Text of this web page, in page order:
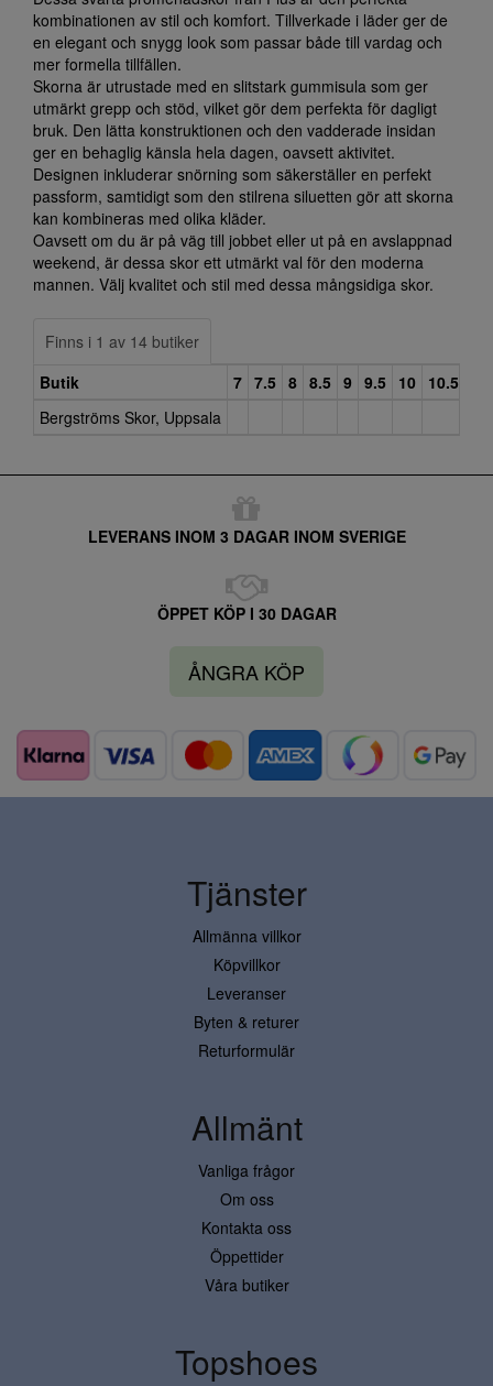
kombinationen av stil och komfort. Tillverkade i läder ger de
en elegant och snygg look som passar både till vardag och
mer formella tillfällen.
Skorna är utrustade med en slitstark gummisula som ger
utmärkt grepp och stöd, vilket gör dem perfekta för dagligt
bruk. Den lätta konstruktionen och den vadderade insidan
ger en behaglig känsla hela dagen, oavsett aktivitet.
Designen inkluderar snörning som säkerställer en perfekt
passform, samtidigt som den stilrena siluetten gör att skorna
kan kombineras med olika kläder.
Oavsett om du är på väg till jobbet eller ut på en avslappnad
weekend, är dessa skor ett utmärkt val för den moderna
mannen. Välj kvalitet och stil med dessa mångsidiga skor.
Finns i 1 av 14 butiker
Butik
7 7.5 8 8.5 9 9.5 10 10.5
Bergströms Skor, Uppsala
LEVERANS INOM 3 DAGAR INOM SVERIGE
ÖPPET KÖP I 30 DAGAR
ÅNGRA KÖP
Tjänster
Allmänna villkor
Köpvillkor
Leveranser
Byten & returer
Returformulär
Allmänt
Vanliga frågor
Om oss
Kontakta oss
Öppettider
Våra butiker
Topshoes